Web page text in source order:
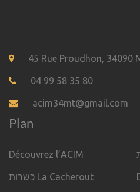
45 Rue Proudhon, 34090
04 99 58 35 80
acim34mt@gmail.com
Plan
Découvrez l’ACIM
כשרות La Cacherout